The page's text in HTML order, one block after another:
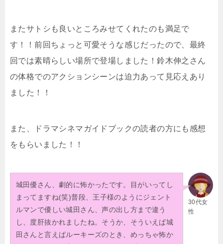
またサトシも良いところみせてくれたのも満足で
す！！前回ちょっと可愛そうな感じだったので、最終
回では素晴らしい場所で登場しました！鈴木伸之さん
の体格でのアクションシーンは迫力あって見応えあり
ました！！
また、ドラマシネマガイドブックの読者の方にも感想
をもらいました！！
30代女
性
城田優さん、劇的に怖かったです。目がいってし
まってますね(笑)普段、王子様のようにジェント
ルマンで優しい城田さん、声の出し方まで違う
し、度肝抜かれましたね。そうか、そういえば城
田さんと言えばルーキーズのとき、めっちゃ怖か